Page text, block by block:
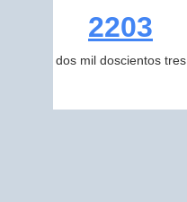
2203
dos mil doscientos tres